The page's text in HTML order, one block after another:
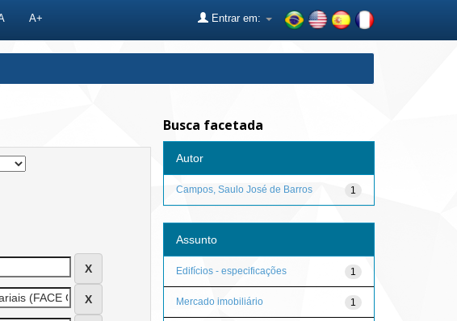
A+ Entrar em:
Busca facetada
Autor
1
Campos, Saulo José de Barros
Assunto
1
Edifícios - especificações
1
Mercado imobiliário